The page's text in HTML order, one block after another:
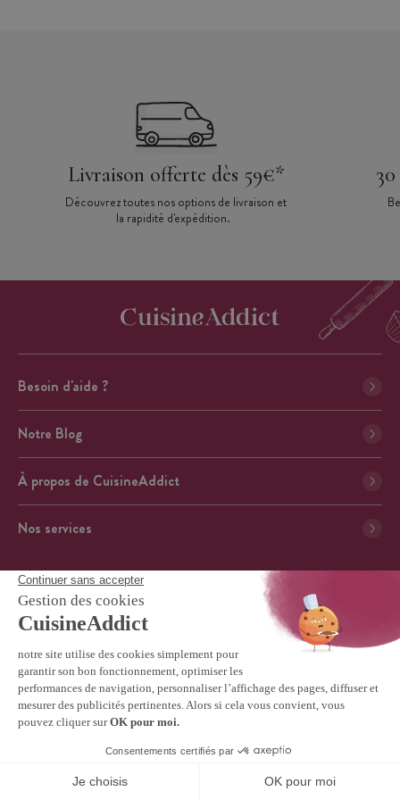
Livraison offerte dès 59€*
Découvrez toutes nos options de livraison et
la rapidité d'expédition.
Besoin d'aide ?
Notre Blog
À propos de CuisineAddict
Nos services
Inscrivez-vous à notre newsletter
Format : adresse@email.com
Ne manquez pas nos offres exclusives, recettes exquises et
astuces culinaires !